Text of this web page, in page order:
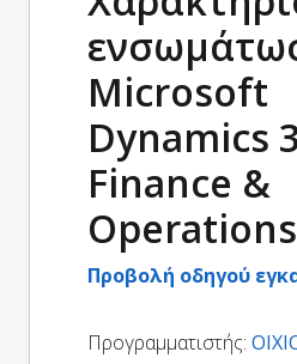
Microsoft
Dynamics
Finance &
Operations
Προβολή οδηγού
Προγραμματιστής: